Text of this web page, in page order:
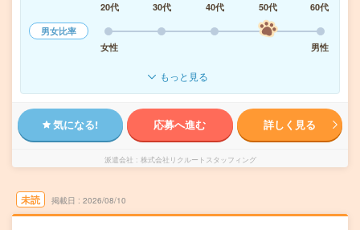
20代
30代 40代 50代
60代
男女比率
女性
男性
もっと見る
気になる! 応募へ進む 詳しく見る
派遣会社 株式会社リクルートスタッフィング
未読 掲載日 2026/08/10